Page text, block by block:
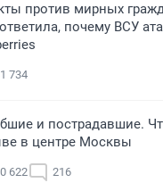
против мирных
почему ВСУ
734
и пострадавшие.
в центре Москвы
622 216